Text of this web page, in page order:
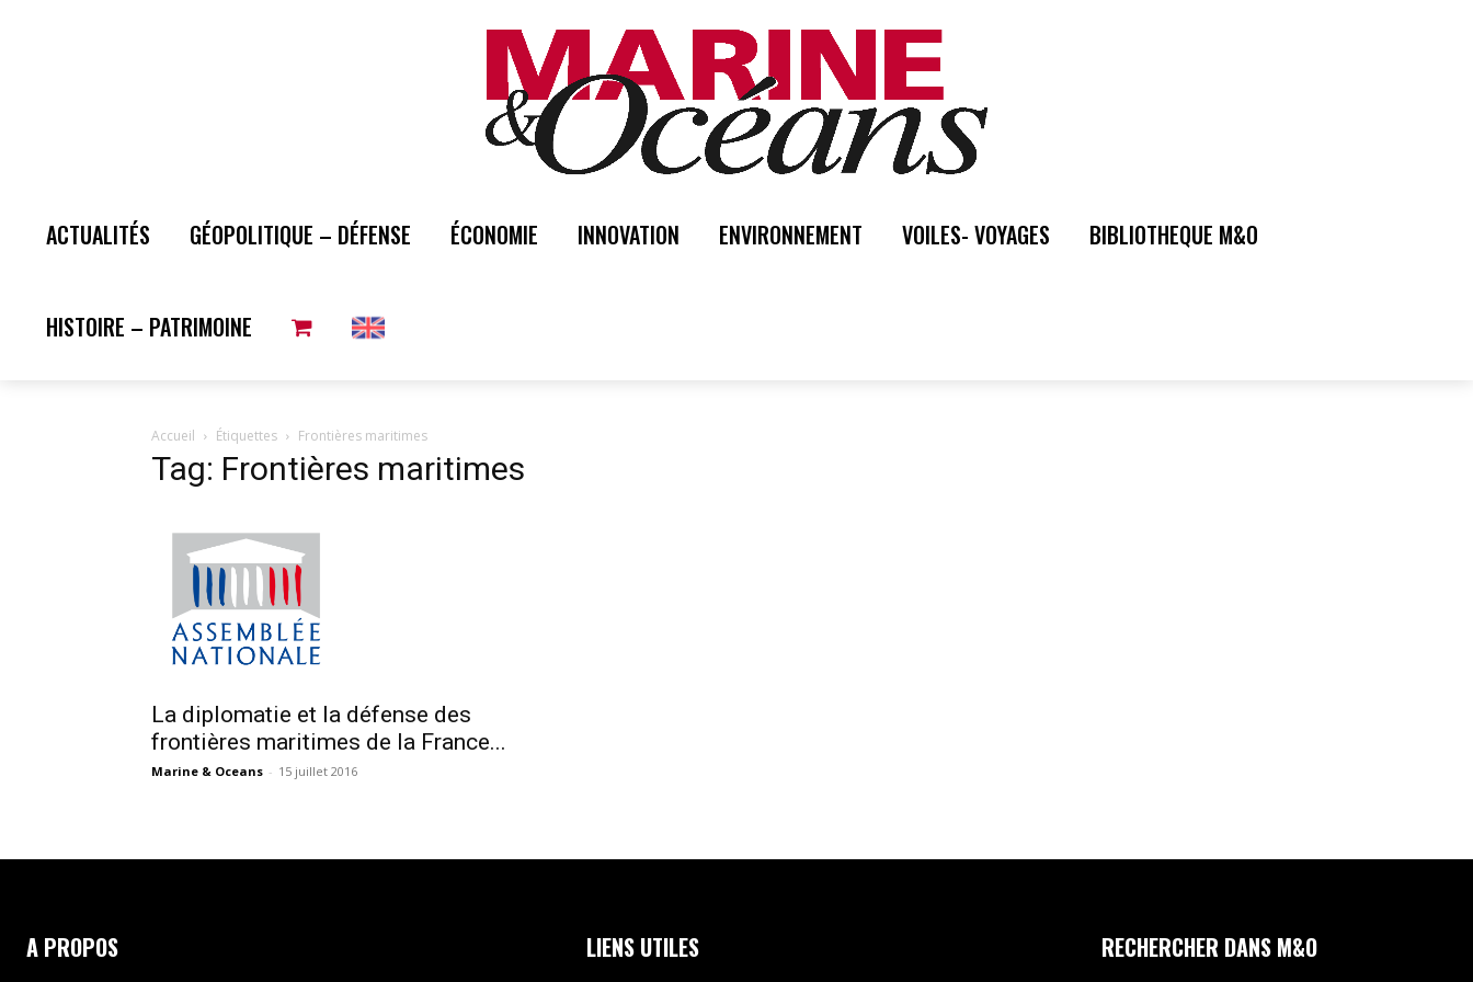
ACTUALITÉS GÉOPOLITIQUE – DÉFENSE ÉCONOMIE INNOVATION ENVIRONNEMENT VOILES- VOYAGES BIBLIOTHEQUE M&O
HISTOIRE – PATRIMOINE
Accueil Étiquettes Frontières maritimes
Tag: Frontières maritimes
La diplomatie et la défense des
frontières maritimes de la France...
Marine & Oceans - 15 juillet 2016
A PROPOS LIENS UTILES RECHERCHER DANS M&O